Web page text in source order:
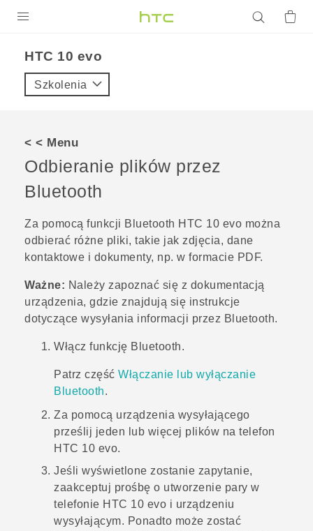
VIVE
VIVERSE
POMOC TECHNICZNA
Urządzenia i akcesoria HTC
HTC 10 evo‎
Szkolenia
< < Menu
Odbieranie plików przez
Bluetooth
Za pomocą funkcji Bluetooth HTC 10 evo można
odbierać różne pliki, takie jak zdjęcia, dane
kontaktowe i dokumenty, np. w formacie PDF.
Ważne: Należy zapoznać się z dokumentacją
urządzenia, gdzie znajdują się instrukcje
dotyczące wysyłania informacji przez Bluetooth.
Włącz funkcję Bluetooth.
Patrz część Włączanie lub wyłączanie
Bluetooth.
Za pomocą urządzenia wysyłającego
prześlij jeden lub więcej plików na telefon
HTC 10 evo.
Jeśli wyświetlone zostanie zapytanie,
zaakceptuj prośbę o utworzenie pary w
telefonie HTC 10 evo i urządzeniu
wysyłającym. Ponadto może zostać